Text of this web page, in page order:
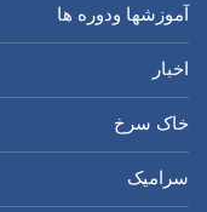
آموزشها ودوره ها
اخبار
خاک سرخ
سرامیک